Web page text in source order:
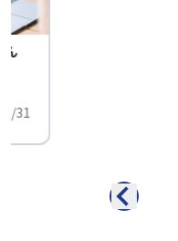
ん
31